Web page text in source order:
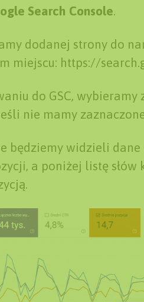
Search Console.
dodanej strony do
miejscu: https://
do GSC, wybieramy
nie mamy
będziemy widzieli
a poniżej listę